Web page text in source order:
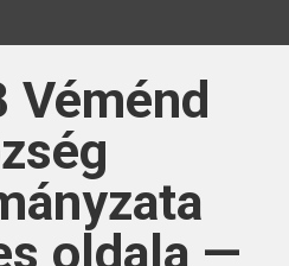
Véménd
oldala —